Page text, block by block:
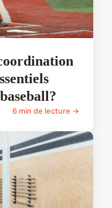
6 min de lecture →